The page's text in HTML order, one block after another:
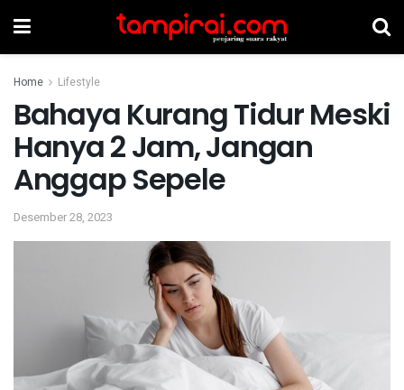
Home Lifestyle
Bahaya Kurang Tidur Meski
Hanya 2 Jam, Jangan
Anggap Sepele
Desember 28, 2023